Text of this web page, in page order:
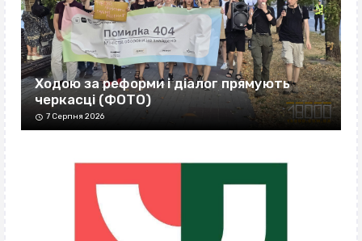
Ходою за реформи і діалог прямують
черкасці (ФОТО)
7 Серпня 2026